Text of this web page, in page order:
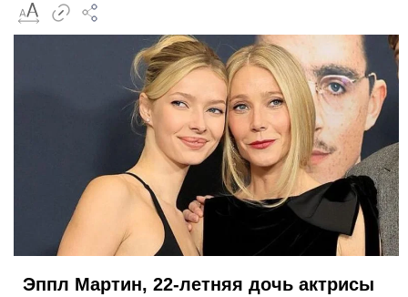
Эппл Мартин, 22-летняя дочь актрисы